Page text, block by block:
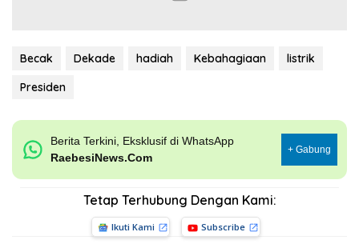
Becak Dekade hadiah Kebahagiaan
listrik
Presiden
Berita Terkini, Eksklusif di WhatsApp
RaebesiNews.Com
+ Gabung
Tetap Terhubung Dengan Kami:
Ikuti Kami Subscribe